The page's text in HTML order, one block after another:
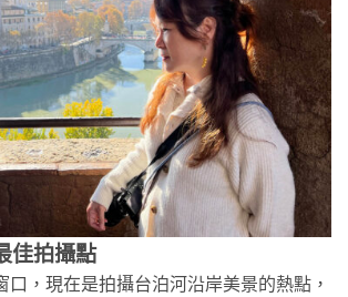
佳拍攝點
口，現在是拍攝台泊河沿岸美景的熱點，